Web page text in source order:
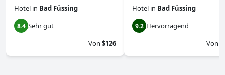
Hotel in Bad Füssing
8.4 Sehr gut
Von $126
Hotel in Bad Füssing
9.2 Hervorragend
Von